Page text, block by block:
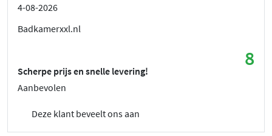
4-08-2026
Badkamerxxl.nl
8
Scherpe prijs en snelle levering!
Aanbevolen
Deze klant beveelt ons aan